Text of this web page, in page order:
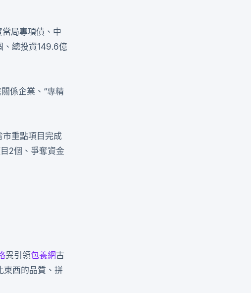
局專項債、中
、總投資149.6億
係企業、“專精
市重點項目完成
2個、爭奪資金
異引領包養網古
東西的品質、拼